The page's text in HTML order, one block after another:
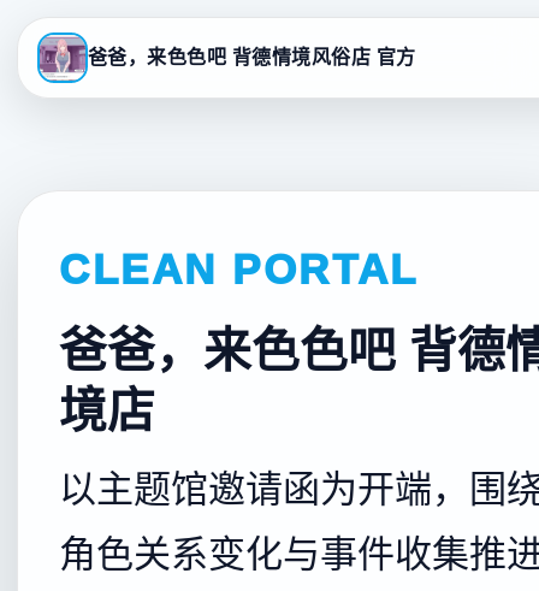
爸爸，来色色吧 背德情境风俗店 官方
CLEAN PORTAL
爸爸，来色色吧 背德
境店
以主题馆邀请函为开端，围
角色关系变化与事件收集推